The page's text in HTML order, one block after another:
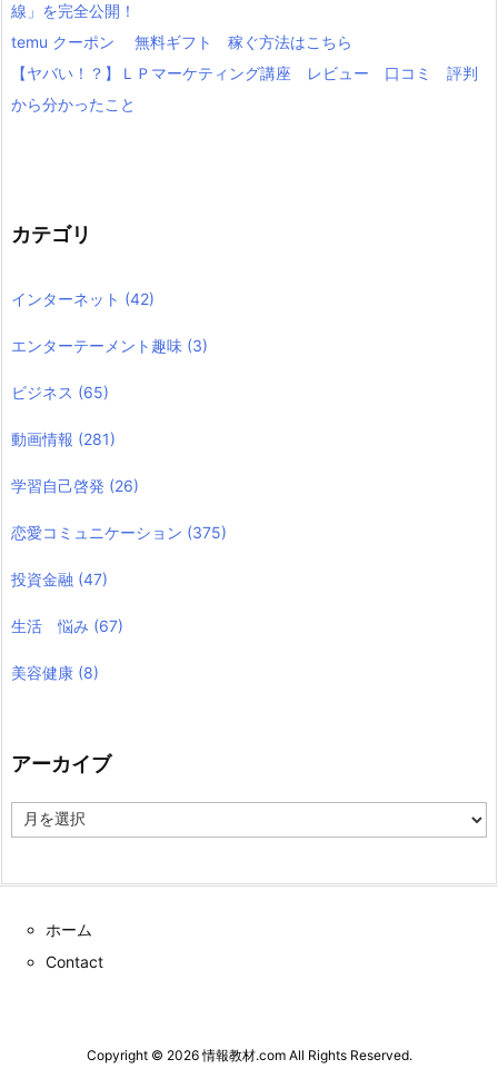
線」を完全公開！
temu クーポン 無料ギフト 稼ぐ方法はこちら
【ヤバい！？】ＬＰマーケティング講座 レビュー 口コミ 評判
から分かったこと
カテゴリ
インターネット (42)
エンターテーメント趣味 (3)
ビジネス (65)
動画情報 (281)
学習自己啓発 (26)
恋愛コミュニケーション (375)
投資金融 (47)
生活 悩み (67)
美容健康 (8)
アーカイブ
ー
ホーム
Contact
Copyright © 2026 情報教材.comAll Rights Reserved.